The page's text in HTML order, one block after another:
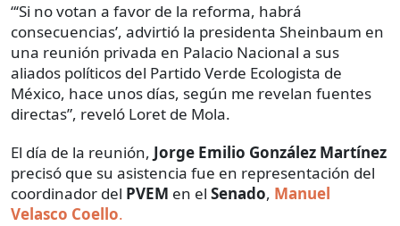
“‘Si no votan a favor de la reforma, habrá
consecuencias’, advirtió la presidenta Sheinbaum en
una reunión privada en Palacio Nacional a sus
aliados políticos del Partido Verde Ecologista de
México, hace unos días, según me revelan fuentes
directas”, reveló Loret de Mola.
El día de la reunión, Jorge Emilio González Martínez
precisó que su asistencia fue en representación del
coordinador del PVEM en el Senado, Manuel
Velasco Coello.